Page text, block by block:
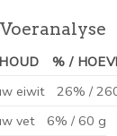
Voeranalyse
% /
eiwit
26% /
vet
6% / 60 g